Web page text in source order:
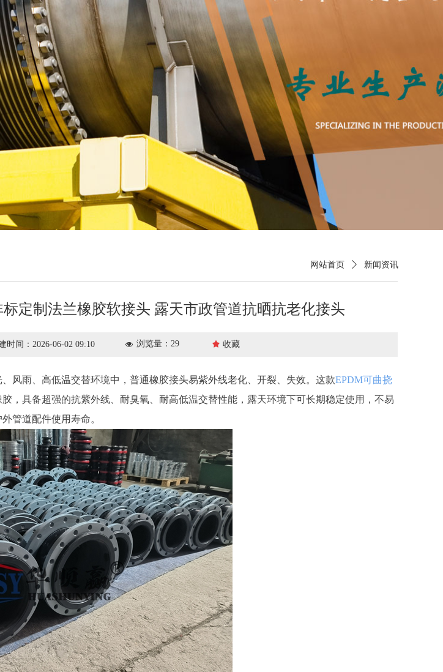
标定制法兰橡胶软接头 露天市政管道抗晒抗老化接头
风雨、高低温交替环境中，普通橡胶接头易紫外线老化、开裂、失效。这款EPDM可曲挠
，具备超强的抗紫外线、耐臭氧、耐高低温交替性能，露天环境下可长期稳定使用，不易
管道配件使用寿命。
넶 浏览量： 29 끄 收藏
时间： 2026-06-02 09:10
网站首页 ꄲ 新闻资讯